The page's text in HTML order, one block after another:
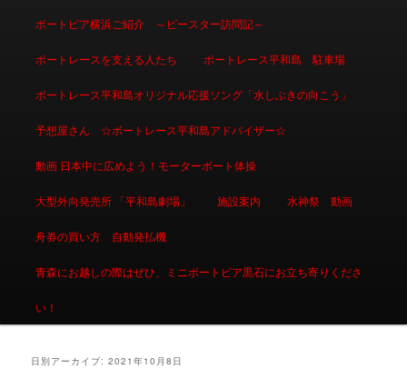
ボートピア横浜ご紹介 ～ピースター訪問記～
ボートレースを支える人たち ボートレース平和島 駐車場
ボートレース平和島オリジナル応援ソング「水しぶきの向こう」
予想屋さん ☆ボートレース平和島アドバイザー☆
動画 日本中に広めよう！モーターボート体操
大型外向発売所 「平和島劇場」 施設案内 水神祭 動画
舟券の買い方 自動発払機
青森にお越しの際はぜひ、ミニボートピア黒石にお立ち寄りくださ
い！
日別アーカイブ:2021年10月8日